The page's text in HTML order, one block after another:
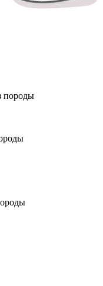
породы